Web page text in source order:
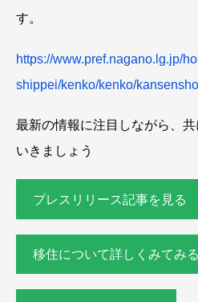
す。
https://www.pref.nagano.lg.jp/
shippei/kenko/kenko/
最新の情報に注目しながら、
いきましょう
プレスリリース記事を見る
移住について詳しくみてみる